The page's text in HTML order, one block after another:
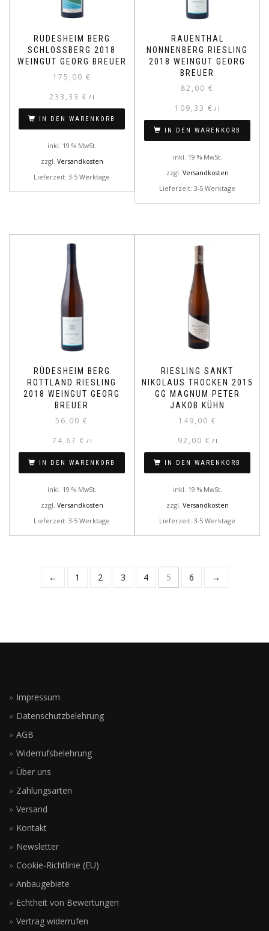
RÜDESHEIM BERG
SCHLOSSBERG 2018
WEINGUT GEORG BREUER
175,00 €
233,33 € / l
IN DEN WARENKORB
inkl. 19 % MwSt.
zzgl. Versandkosten
Lieferzeit: 3-5 Werktage
RAUENTHAL
NONNENBERG RIESLING
2018 WEINGUT GEORG
BREUER
82,00 €
109,33 € / l
IN DEN WARENKORB
inkl. 19 % MwSt.
zzgl. Versandkosten
Lieferzeit: 3-5 Werktage
RÜDESHEIM BERG
ROTTLAND RIESLING
2018 WEINGUT GEORG
BREUER
56,00 €
74,67 € / l
IN DEN WARENKORB
inkl. 19 % MwSt.
zzgl. Versandkosten
Lieferzeit: 3-5 Werktage
RIESLING SANKT
NIKOLAUS TROCKEN 2015
GG MAGNUM PETER
JAKOB KÜHN
149,00 €
92,00 € / l
IN DEN WARENKORB
inkl. 19 % MwSt.
zzgl. Versandkosten
Lieferzeit: 3-5 Werktage
← 1 2 3 4 5 6 →
Impressum
Datenschutzbelehrung
AGB
Widerrufsbelehrung
Über uns
Zahlungsarten
Versand
Kontakt
Newsletter
Cookie-Richtlinie (EU)
Anbaugebiete
Echtheit von Bewertungen
Vertrag widerrufen